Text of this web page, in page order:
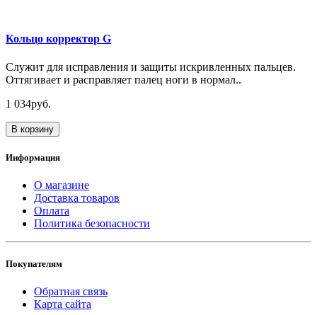
Кольцо корректор G
Служит для исправления и защиты искривленных пальцев.
Оттягивает и расправляет палец ноги в нормал..
1 034руб.
В корзину
Информация
О магазине
Доставка товаров
Оплата
Политика безопасности
Покупателям
Обратная связь
Карта сайта